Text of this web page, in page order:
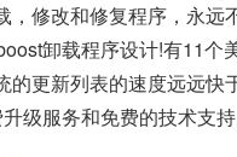
修改和修复程序，永远
卸载程序设计!有11个
更新列表的速度远远快
级服务和免费的技术支